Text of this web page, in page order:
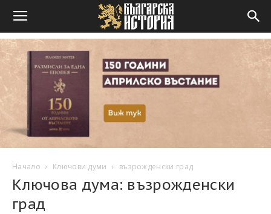
Начало Ключови думи възрожденски град
Ключова дума: възрожденски
град